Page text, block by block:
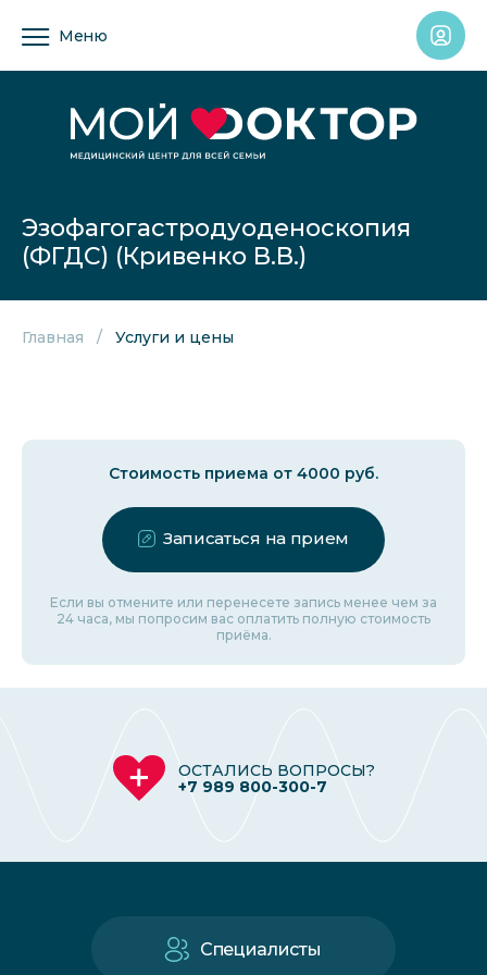
Меню
Эзофагогастродуоденоскопия
(ФГДС) (Кривенко В.В.)
Главная Услуги и цены
Стоимость приема от 4000 руб.
Записаться на прием
Если вы отмените или перенесете запись менее чем за
24 часа, мы попросим вас оплатить полную стоимость
приёма.
ОСТАЛИСЬ ВОПРОСЫ?
+7 989 800-300-7
Специалисты